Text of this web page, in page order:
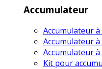
Accumulateur
Accumulateur
Accumulateur à
Accumulateur
Kit pour